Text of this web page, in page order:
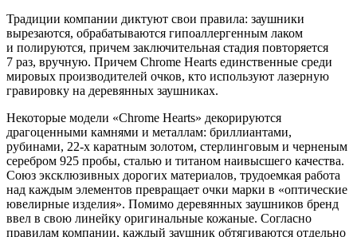
Традиции компании диктуют свои правила: заушники
вырезаются, обрабатываются гипоаллергенным лаком
и полируются, причем заключительная стадия повторяется
7 раз, вручную. Причем Chrome Hearts единственные среди
мировых производителей очков, кто используют лазерную
гравировку на деревянных заушниках.
Некоторые модели «Chrome Hearts» декорируются
драгоценными камнями и металлам: бриллиантами,
рубинами, 22-х каратным золотом, стерлинговым и черненым
серебром 925 пробы, сталью и титаном наивысшего качества.
Союз эксклюзивных дорогих материалов, трудоемкая работа
над каждым элементов превращает очки марки в «оптические
ювелирные изделия». Помимо деревянных заушников бренд
ввел в свою линейку оригинальные кожаные. Согласно
правилам компании, каждый заушник обтягиваются отдельно